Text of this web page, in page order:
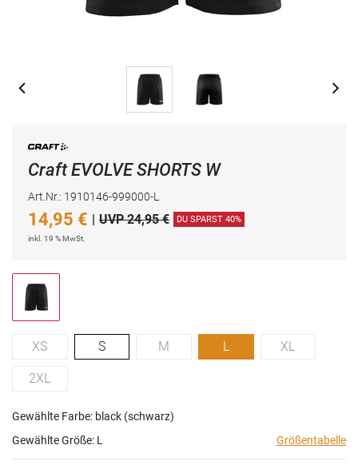
Craft EVOLVE SHORTS W
Art.Nr.: 1910146-999000-L
14,95 € | UVP 24,95 € DU SPARST 40%
inkl. 19 % MwSt.
XS S M L XL
2XL
Gewählte Farbe: black (schwarz)
Gewählte Größe: L Größentabelle